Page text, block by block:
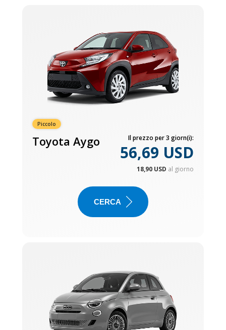
Piccolo
Toyota Aygo Il prezzo per 3 giorn(i):
56,69 USD
18,90 USD al giorno
CERCA